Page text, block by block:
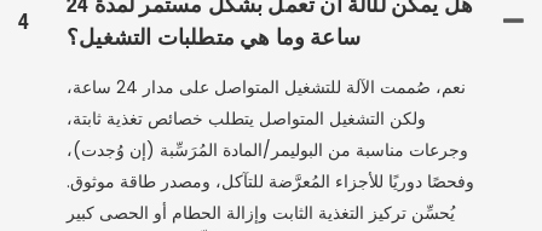
4
ساعة وما هي متطلبات التشغيل؟
نعم، صُممت الآلة للتشغيل المتواصل على مدار 24 ساعة،
ولكن التشغيل المتواصل يتطلب خصائص تغذية ثابتة،
وجرعات مناسبة من البوليمر/المادة المُرَسِّبة (إن وُجدت)،
وفحصًا دوريًا للأجزاء المُعرَّضة للتآكل، ومصدر طاقة موثوق.
يُحسِّن تركيز التغذية الثابت وإزالة الحطام أو الحصى كبير